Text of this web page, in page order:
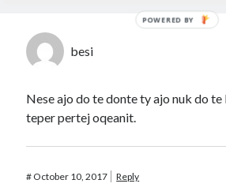
besi
Nese ajo do te donte ty ajo nuk do te
teper pertej oqeanit.
# October 10, 2017 Reply
POWERED BY